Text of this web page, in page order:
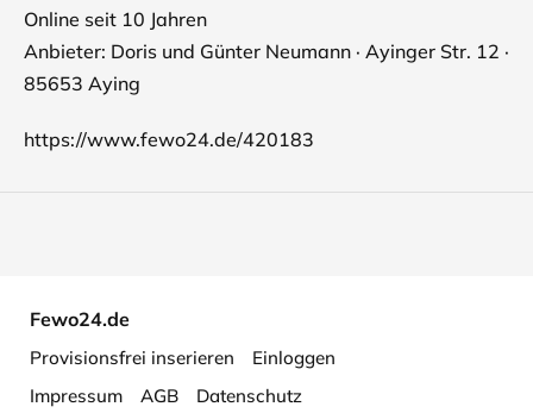
Online seit 10 Jahren
Anbieter: Doris und Günter Neumann · Ayinger Str. 12 ·
85653 Aying
https://www.fewo24.de/420183
Fewo24.de
Provisionsfrei inserieren
Einloggen
Impressum
AGB Datenschutz